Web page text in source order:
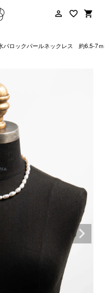
person_outline favorite_border shopping_cart
バロックパールネックレス 約6.5-7